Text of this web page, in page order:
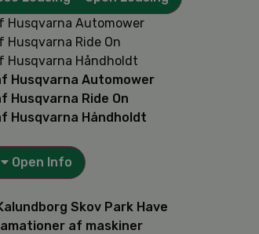
Husqvarna Automower
Husqvarna Ride On
Husqvarna Håndholdt
Husqvarna Automower
Husqvarna Ride On
Husqvarna Håndholdt
Open Info
Skov Park Have
af maskiner